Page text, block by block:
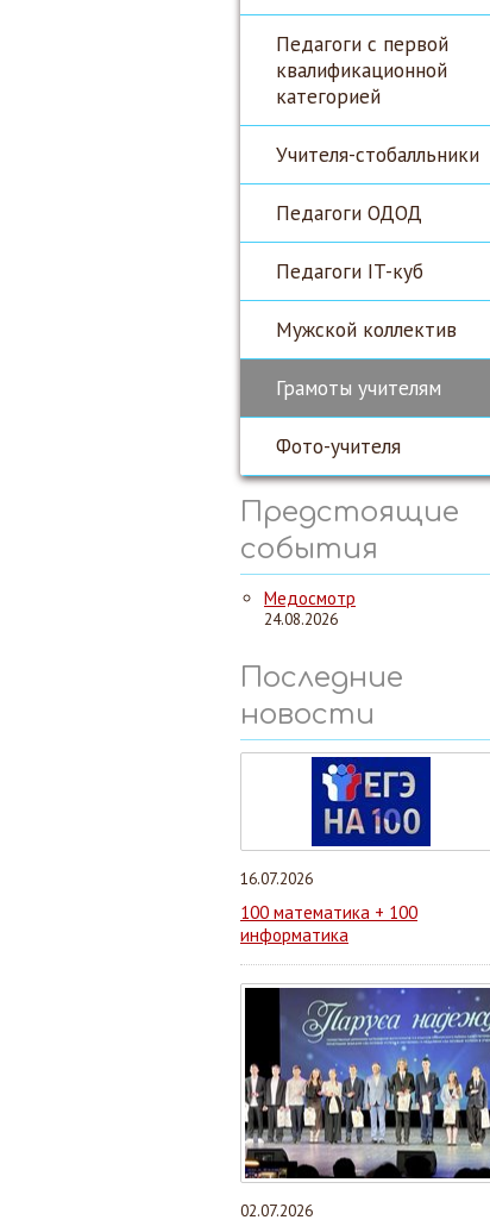
Педагоги с первой
квалификационной
категорией
Учителя-стобалльники
Педагоги ОДОД
Педагоги IT-куб
Мужской коллектив
Грамоты учителям
Фото-учителя
Предстоящие
события
Медосмотр
24.08.2026
Последние
новости
16.07.2026
100 математика + 100
информатика
02.07.2026